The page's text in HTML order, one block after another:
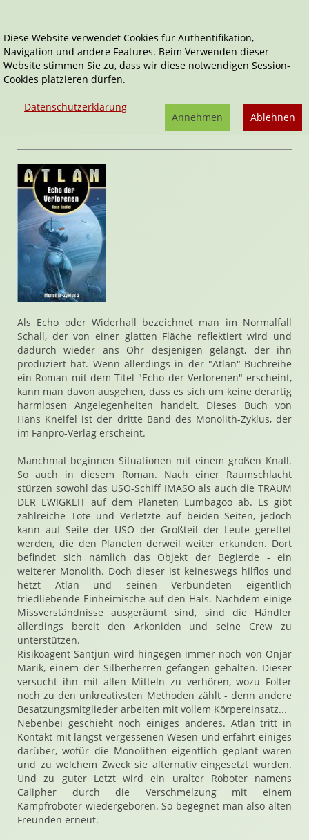
Home Belletristik Echo der Verlorenen
Echo der Verlorenen
Als Echo oder Widerhall bezeichnet man im Normalfall
Schall, der von einer glatten Fläche reflektiert wird und
dadurch wieder ans Ohr desjenigen gelangt, der ihn
produziert hat. Wenn allerdings in der "Atlan"-Buchreihe
ein Roman mit dem Titel "Echo der Verlorenen" erscheint,
kann man davon ausgehen, dass es sich um keine derartig
harmlosen Angelegenheiten handelt. Dieses Buch von
Hans Kneifel ist der dritte Band des Monolith-Zyklus, der
im Fanpro-Verlag erscheint.
Manchmal beginnen Situationen mit einem großen Knall.
So auch in diesem Roman. Nach einer Raumschlacht
stürzen sowohl das USO-Schiff IMASO als auch die TRAUM
DER EWIGKEIT auf dem Planeten Lumbagoo ab. Es gibt
zahlreiche Tote und Verletzte auf beiden Seiten, jedoch
kann auf Seite der USO der Großteil der Leute gerettet
werden, die den Planeten derweil weiter erkunden. Dort
befindet sich nämlich das Objekt der Begierde - ein
weiterer Monolith. Doch dieser ist keineswegs hilflos und
hetzt Atlan und seinen Verbündeten eigentlich
friedliebende Einheimische auf den Hals. Nachdem einige
Missverständnisse ausgeräumt sind, sind die Händler
allerdings bereit den Arkoniden und seine Crew zu
unterstützen.
Risikoagent Santjun wird hingegen immer noch von Onjar
Marik, einem der Silberherren gefangen gehalten. Dieser
versucht ihn mit allen Mitteln zu verhören, wozu Folter
noch zu den unkreativsten Methoden zählt - denn andere
Besatzungsmitglieder arbeiten mit vollem Körpereinsatz...
Nebenbei geschieht noch einiges anderes. Atlan tritt in
Kontakt mit längst vergessenen Wesen und erfährt einiges
darüber, wofür die Monolithen eigentlich geplant waren
und zu welchem Zweck sie alternativ eingesetzt wurden.
Und zu guter Letzt wird ein uralter Roboter namens
Calipher durch die Verschmelzung mit einem
Kampfroboter wiedergeboren. So begegnet man also alten
Freunden erneut.
Diese Website verwendet Cookies für Authentifikation,
Navigation und andere Features. Beim Verwenden dieser
Website stimmen Sie zu, dass wir diese notwendigen Session-
Cookies platzieren dürfen.
Datenschutzerklärung
Ablehnen
Annehmen